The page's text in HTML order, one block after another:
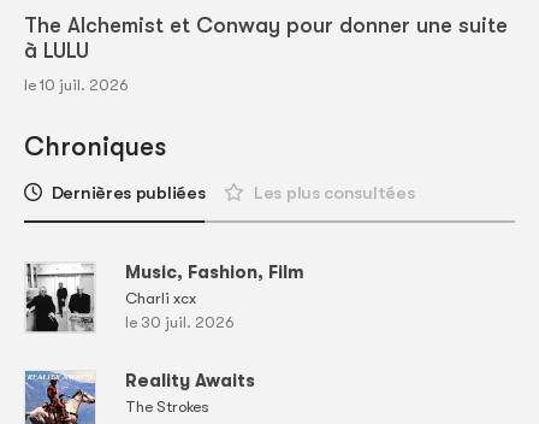
The Alchemist et Conway pour donner une suite
à LULU
le 10 juil. 2026
Chroniques
Dernières publiées Les plus consultées
Music, Fashion, Film
Charli xcx
le 30 juil. 2026
Reality Awaits
The Strokes